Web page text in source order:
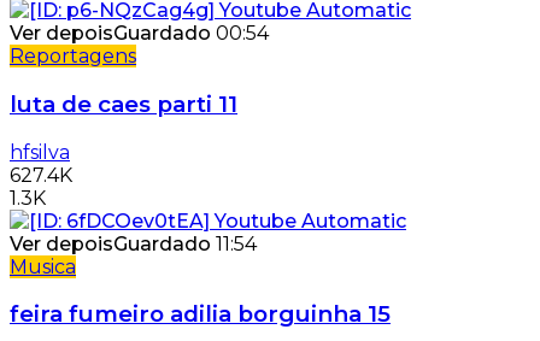
Ver depoisGuardado 00:54
Reportagens
luta de caes parti 11
hfsilva
627.4K
1.3K
Ver depoisGuardado 11:54
Musica
feira fumeiro adilia borguinha 15